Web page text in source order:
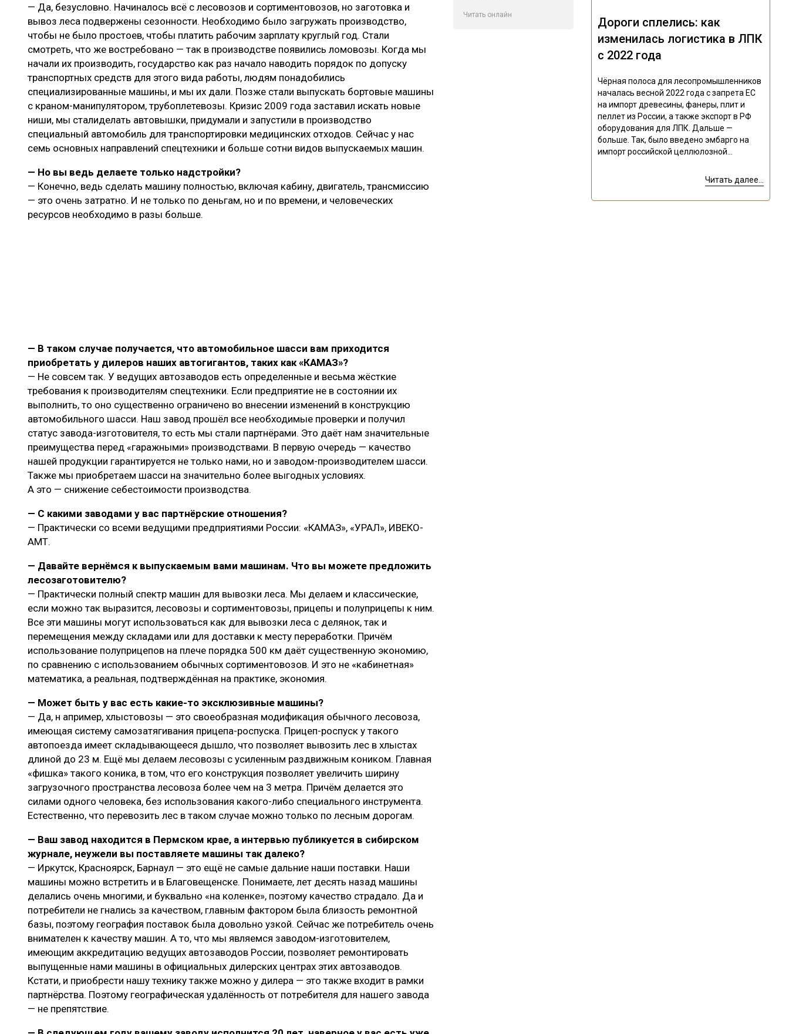
— Да, безусловно. Начиналось всё с лесовозов и сортиментовозов, но заготовка и
вывоз леса подвержены сезонности. Необходимо было загружать производство,
чтобы не было простоев, чтобы платить рабочим зарплату круглый год. Стали
смотреть, что же востребовано — так в производстве появились ломовозы. Когда мы
начали их производить, государство как раз начало наводить порядок по допуску
транспортных средств для этого вида работы, людям понадобились
специализированные машины, и мы их дали. Позже стали выпускать бортовые машины
с краном-манипулятором, трубоплетевозы. Кризис 2009 года заставил искать новые
ниши, мы сталиделать автовышки, придумали и запустили в производство
специальный автомобиль для транспортировки медицинских отходов. Сейчас у нас
семь основных направлений спецтехники и больше сотни видов выпускаемых машин.
— Но вы ведь делаете только надстройки?
— Конечно, ведь сделать машину полностью, включая кабину, двигатель, трансмиссию
— это очень затратно. И не только по деньгам, но и по времени, и человеческих
ресурсов необходимо в разы больше.
— В таком случае получается, что автомобильное шасси вам приходится
приобретать у дилеров наших автогигантов, таких как «КАМАЗ»?
— Не совсем так. У ведущих автозаводов есть определенные и весьма жёсткие
требования к производителям спецтехники. Если предприятие не в состоянии их
выполнить, то оно существенно ограничено во внесении изменений в конструкцию
автомобильного шасси. Наш завод прошёл все необходимые проверки и получил
статус завода-изготовителя, то есть мы стали партнёрами. Это даёт нам значительные
преимущества перед «гаражными» производствами. В первую очередь — качество
нашей продукции гарантируется не только нами, но и заводом-производителем шасси.
Также мы приобретаем шасси на значительно более выгодных условиях.
А это — снижение себестоимости производства.
— С какими заводами у вас партнёрские отношения?
— Практически со всеми ведущими предприятиями России: «КАМАЗ», «УРАЛ», ИВЕКО-
АМТ.
— Давайте вернёмся к выпускаемым вами машинам. Что вы можете предложить
лесозаготовителю?
— Практически полный спектр машин для вывозки леса. Мы делаем и классические,
если можно так выразится, лесовозы и сортиментовозы, прицепы и полуприцепы к ним.
Все эти машины могут использоваться как для вывозки леса с делянок, так и
перемещения между складами или для доставки к месту переработки. Причём
использование полуприцепов на плече порядка 500 км даёт существенную экономию,
по сравнению с использованием обычных сортиментовозов. И это не «кабинетная»
математика, а реальная, подтверждённая на практике, экономия.
— Может быть у вас есть какие-то эксклюзивные машины?
— Да, н апример, хлыстовозы — это своеобразная модификация обычного лесовоза,
имеющая систему самозатягивания прицепа-роспуска. Прицеп-роспуск у такого
автопоезда имеет складывающееся дышло, что позволяет вывозить лес в хлыстах
длиной до 23 м. Ещё мы делаем лесовозы с усиленным раздвижным коником. Главная
«фишка» такого коника, в том, что его конструкция позволяет увеличить ширину
загрузочного пространства лесовоза более чем на 3 метра. Причём делается это
силами одного человека, без использования какого-либо специального инструмента.
Естественно, что перевозить лес в таком случае можно только по лесным дорогам.
— Ваш завод находится в Пермском крае, а интервью публикуется в сибирском
журнале, неужели вы поставляете машины так далеко?
— Иркутск, Красноярск, Барнаул — это ещё не самые дальние наши поставки. Наши
машины можно встретить и в Благовещенске. Понимаете, лет десять назад машины
делались очень многими, и буквально «на коленке», поэтому качество страдало. Да и
потребители не гнались за качеством, главным фактором была близость ремонтной
базы, поэтому география поставок была довольно узкой. Сейчас же потребитель очень
внимателен к качеству машин. А то, что мы являемся заводом-изготовителем,
имеющим аккредитацию ведущих автозаводов России, позволяет ремонтировать
выпущенные нами машины в официальных дилерских центрах этих автозаводов.
Кстати, и приобрести нашу технику также можно у дилера — это также входит в рамки
партнёрства. Поэтому географическая удалённость от потребителя для нашего завода
— не препятствие.
Читать онлайн
Дороги сплелись: как
изменилась логистика в ЛПК
с 2022 года
Чёрная полоса для лесопромышленников
началась весной 2022 года с запрета ЕС
на импорт древесины, фанеры, плит и
пеллет из России, а также экспорт в РФ
оборудования для ЛПК. Дальше —
больше. Так, было введено эмбарго на
импорт российской целлюлозной...
Читать далее...